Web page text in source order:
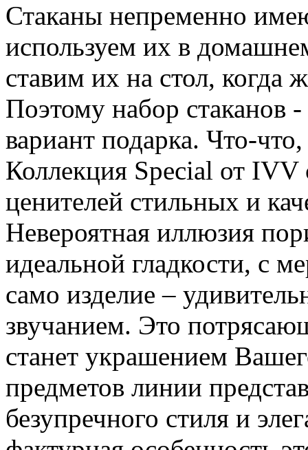
Стаканы непременно
используем их в
ставим их на стол, когда
Поэтому набор стаканов
вариант подарка. Что-
Коллекция Special от IVV
ценителей стильных и
Невероятная иллюзия
идеальной гладкости, с
само изделие –
звучанием. Это
станет украшением
предметов линии
безупречного стиля и